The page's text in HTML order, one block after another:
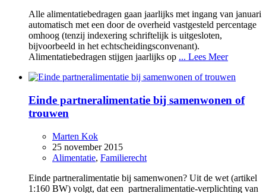
Alle alimentatiebedragen gaan jaarlijks met ingang van januari
automatisch met een door de overheid vastgesteld percentage
omhoog (tenzij indexering schriftelijk is uitgesloten,
bijvoorbeeld in het echtscheidingsconvenant).
Alimentatiebedragen stijgen jaarlijks op ... Lees Meer
Einde partneralimentatie bij samenwonen of
trouwen
Marten Kok
25 november 2015
Alimentatie, Familierecht
Einde partneralimentatie bij samenwonen? Uit de wet (artikel
1:160 BW) volgt, dat een partneralimentatie-verplichting van